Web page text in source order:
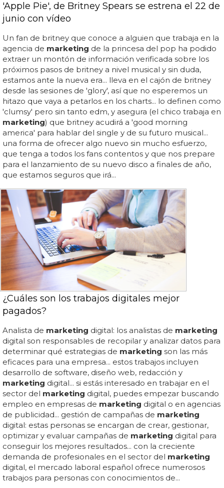
'Apple Pie', de Britney Spears se estrena el 22 de
junio con vídeo
Un fan de britney que conoce a alguien que trabaja en la
agencia de marketing de la princesa del pop ha podido
extraer un montón de información verificada sobre los
próximos pasos de britney a nivel musical y sin duda,
estamos ante la nueva era... lleva en el cajón de britney
desde las sesiones de 'glory', así que no esperemos un
hitazo que vaya a petarlos en los charts... lo definen como
'clumsy' pero sin tanto edm, y asegura (el chico trabaja en
marketing) que britney acudirá a 'good morning
america' para hablar del single y de su futuro musical...
una forma de ofrecer algo nuevo sin mucho esfuerzo,
que tenga a todos los fans contentos y que nos prepare
para el lanzamiento de su nuevo disco a finales de año,
que estamos seguros que irá...
¿Cuáles son los trabajos digitales mejor
pagados?
Analista de marketing digital: los analistas de marketing
digital son responsables de recopilar y analizar datos para
determinar qué estrategias de marketing son las más
eficaces para una empresa... estos trabajos incluyen
desarrollo de software, diseño web, redacción y
marketing digital... si estás interesado en trabajar en el
sector del marketing digital, puedes empezar buscando
empleo en empresas de marketing digital o en agencias
de publicidad... gestión de campañas de marketing
digital: estas personas se encargan de crear, gestionar,
optimizar y evaluar campañas de marketing digital para
conseguir los mejores resultados... con la creciente
demanda de profesionales en el sector del marketing
digital, el mercado laboral español ofrece numerosos
trabajos para personas con conocimientos de...